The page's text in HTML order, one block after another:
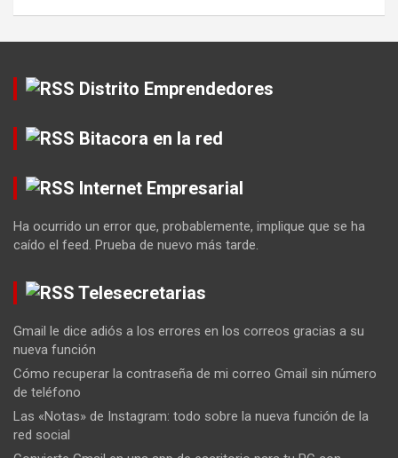
Distrito Emprendedores
Bitacora en la red
Internet Empresarial
Ha ocurrido un error que, probablemente, implique que se ha
caído el feed. Prueba de nuevo más tarde.
Telesecretarias
Gmail le dice adiós a los errores en los correos gracias a su
nueva función
Cómo recuperar la contraseña de mi correo Gmail sin número
de teléfono
Las «Notas» de Instagram: todo sobre la nueva función de la
red social